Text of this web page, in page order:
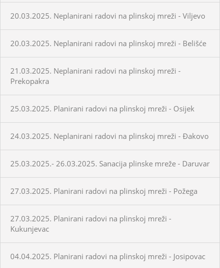
20.03.2025. Neplanirani radovi na plinskoj mreži - Viljevo
20.03.2025. Neplanirani radovi na plinskoj mreži - Belišće
21.03.2025. Neplanirani radovi na plinskoj mreži -
Prekopakra
25.03.2025. Planirani radovi na plinskoj mreži - Osijek
24.03.2025. Neplanirani radovi na plinskoj mreži - Đakovo
25.03.2025.- 26.03.2025. Sanacija plinske mreže - Daruvar
27.03.2025. Planirani radovi na plinskoj mreži - Požega
27.03.2025. Planirani radovi na plinskoj mreži -
Kukunjevac
04.04.2025. Planirani radovi na plinskoj mreži - Josipovac